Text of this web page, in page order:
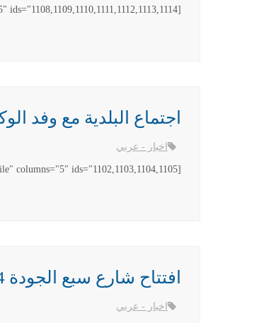
[gallery link="file" columns="5" ids="1108,1109,1110,1111,1112,1113,1114"]
اجتماع البلدية مع وفد الوكالة
اخبار - عربي
[gallery link="file" columns="5" ids="1102,1103,1104,1105"]
افتتاح شارع سبع الجودة 24-10-2013
اخبار - عربي